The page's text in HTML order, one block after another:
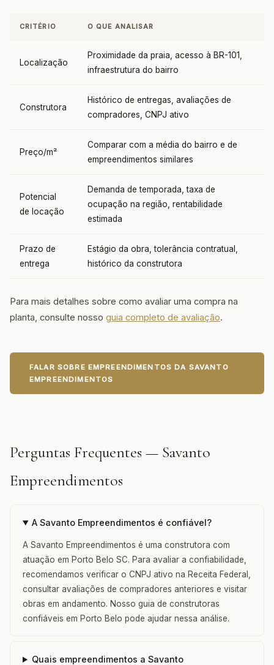
CRITÉRIO O QUE ANALISAR
Localização
Proximidade da praia, acesso à BR-101,
infraestrutura do bairro
Construtora
Histórico de entregas, avaliações de
compradores, CNPJ ativo
Preço/m²
Comparar com a média do bairro e de
empreendimentos similares
Potencial
de locação
Demanda de temporada, taxa de
ocupação na região, rentabilidade
estimada
Prazo de
entrega
Estágio da obra, tolerância contratual,
histórico da construtora
Para mais detalhes sobre como avaliar uma compra na
planta, consulte nosso guia completo de avaliação.
FALAR SOBRE EMPREENDIMENTOS DA SAVANTO
EMPREENDIMENTOS
Perguntas Frequentes — Savanto
Empreendimentos
A Savanto Empreendimentos é confiável?
A Savanto Empreendimentos é uma construtora com
atuação em Porto Belo SC. Para avaliar a confiabilidade,
recomendamos verificar o CNPJ ativo na Receita Federal,
consultar avaliações de compradores anteriores e visitar
obras em andamento. Nosso guia de construtoras
confiáveis em Porto Belo pode ajudar nessa análise.
Quais empreendimentos a Savanto